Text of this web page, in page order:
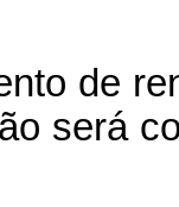
de
será